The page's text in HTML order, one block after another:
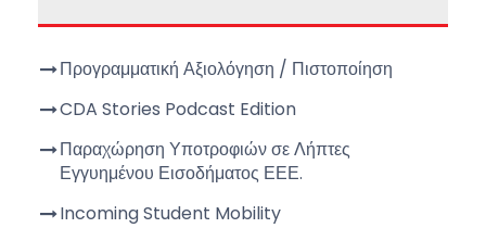
Προγραμματική Αξιολόγηση / Πιστοποίηση
CDA Stories Podcast Edition
Παραχώρηση Υποτροφιών σε Λήπτες
Εγγυημένου Εισοδήματος ΕΕΕ.
Incoming Student Mobility